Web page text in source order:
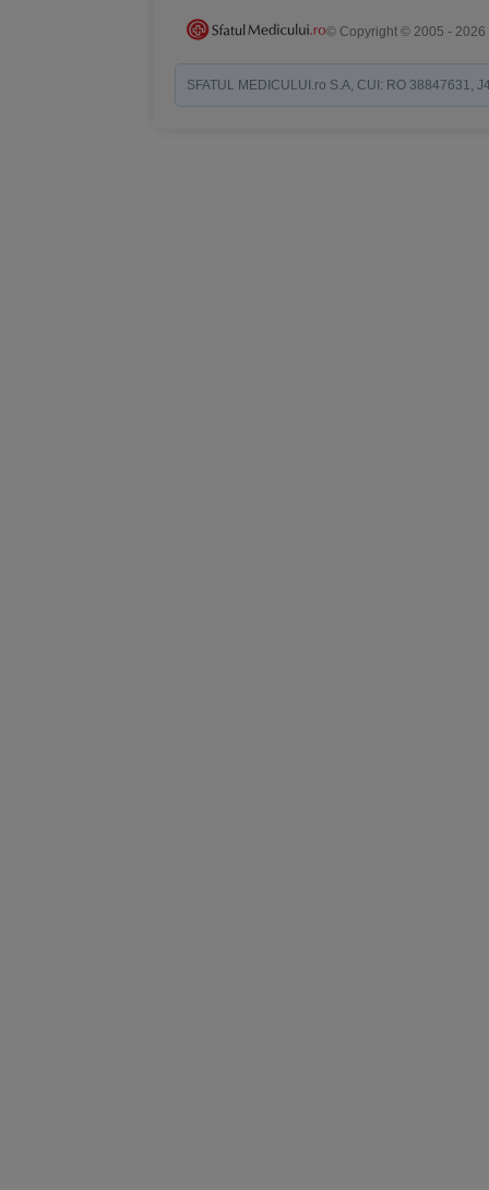
© Copyright © 2005 - 2026
SFATUL MEDICULUI.ro S.A, CUI: RO 38847631,